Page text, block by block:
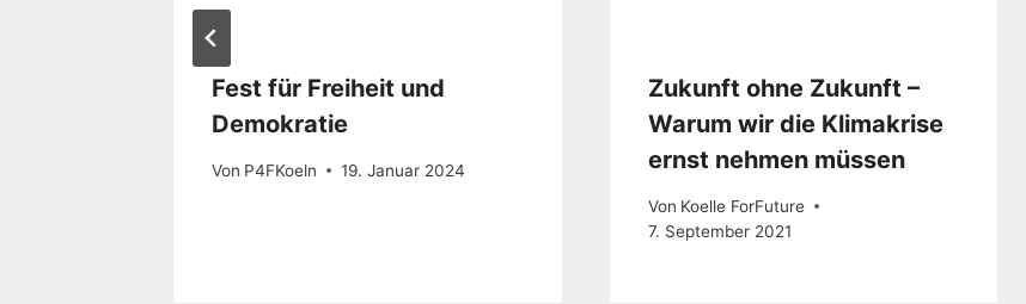
Fest für Freiheit und
Demokratie
Von P4FKoeln 19. Januar 2024
Zukunft ohne Zukunft –
Warum wir die Klimakrise
ernst nehmen müssen
Von Koelle ForFuture
7. September 2021